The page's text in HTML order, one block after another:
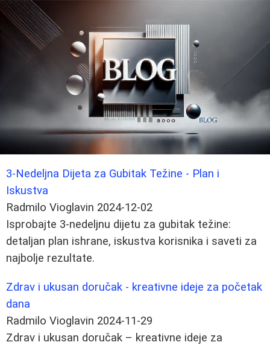
3-Nedeljna Dijeta za Gubitak Težine - Plan i
Iskustva
Radmilo Vioglavin 2024-12-02
Isprobajte 3-nedeljnu dijetu za gubitak težine:
detaljan plan ishrane, iskustva korisnika i saveti za
najbolje rezultate.
Zdrav i ukusan doručak - kreativne ideje za početak
dana
Radmilo Vioglavin 2024-11-29
Zdrav i ukusan doručak – kreativne ideje za